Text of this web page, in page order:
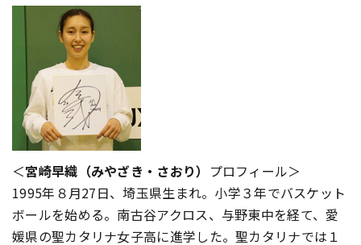
＜宮崎早織（みやざき・さおり） プロフィール＞
1995年８月27日、埼玉県生まれ。小学３年でバスケット
ボールを始める。南古谷アクロス、与野東中を経て、愛
媛県の聖カタリナ女子高に進学した。聖カタリナでは１